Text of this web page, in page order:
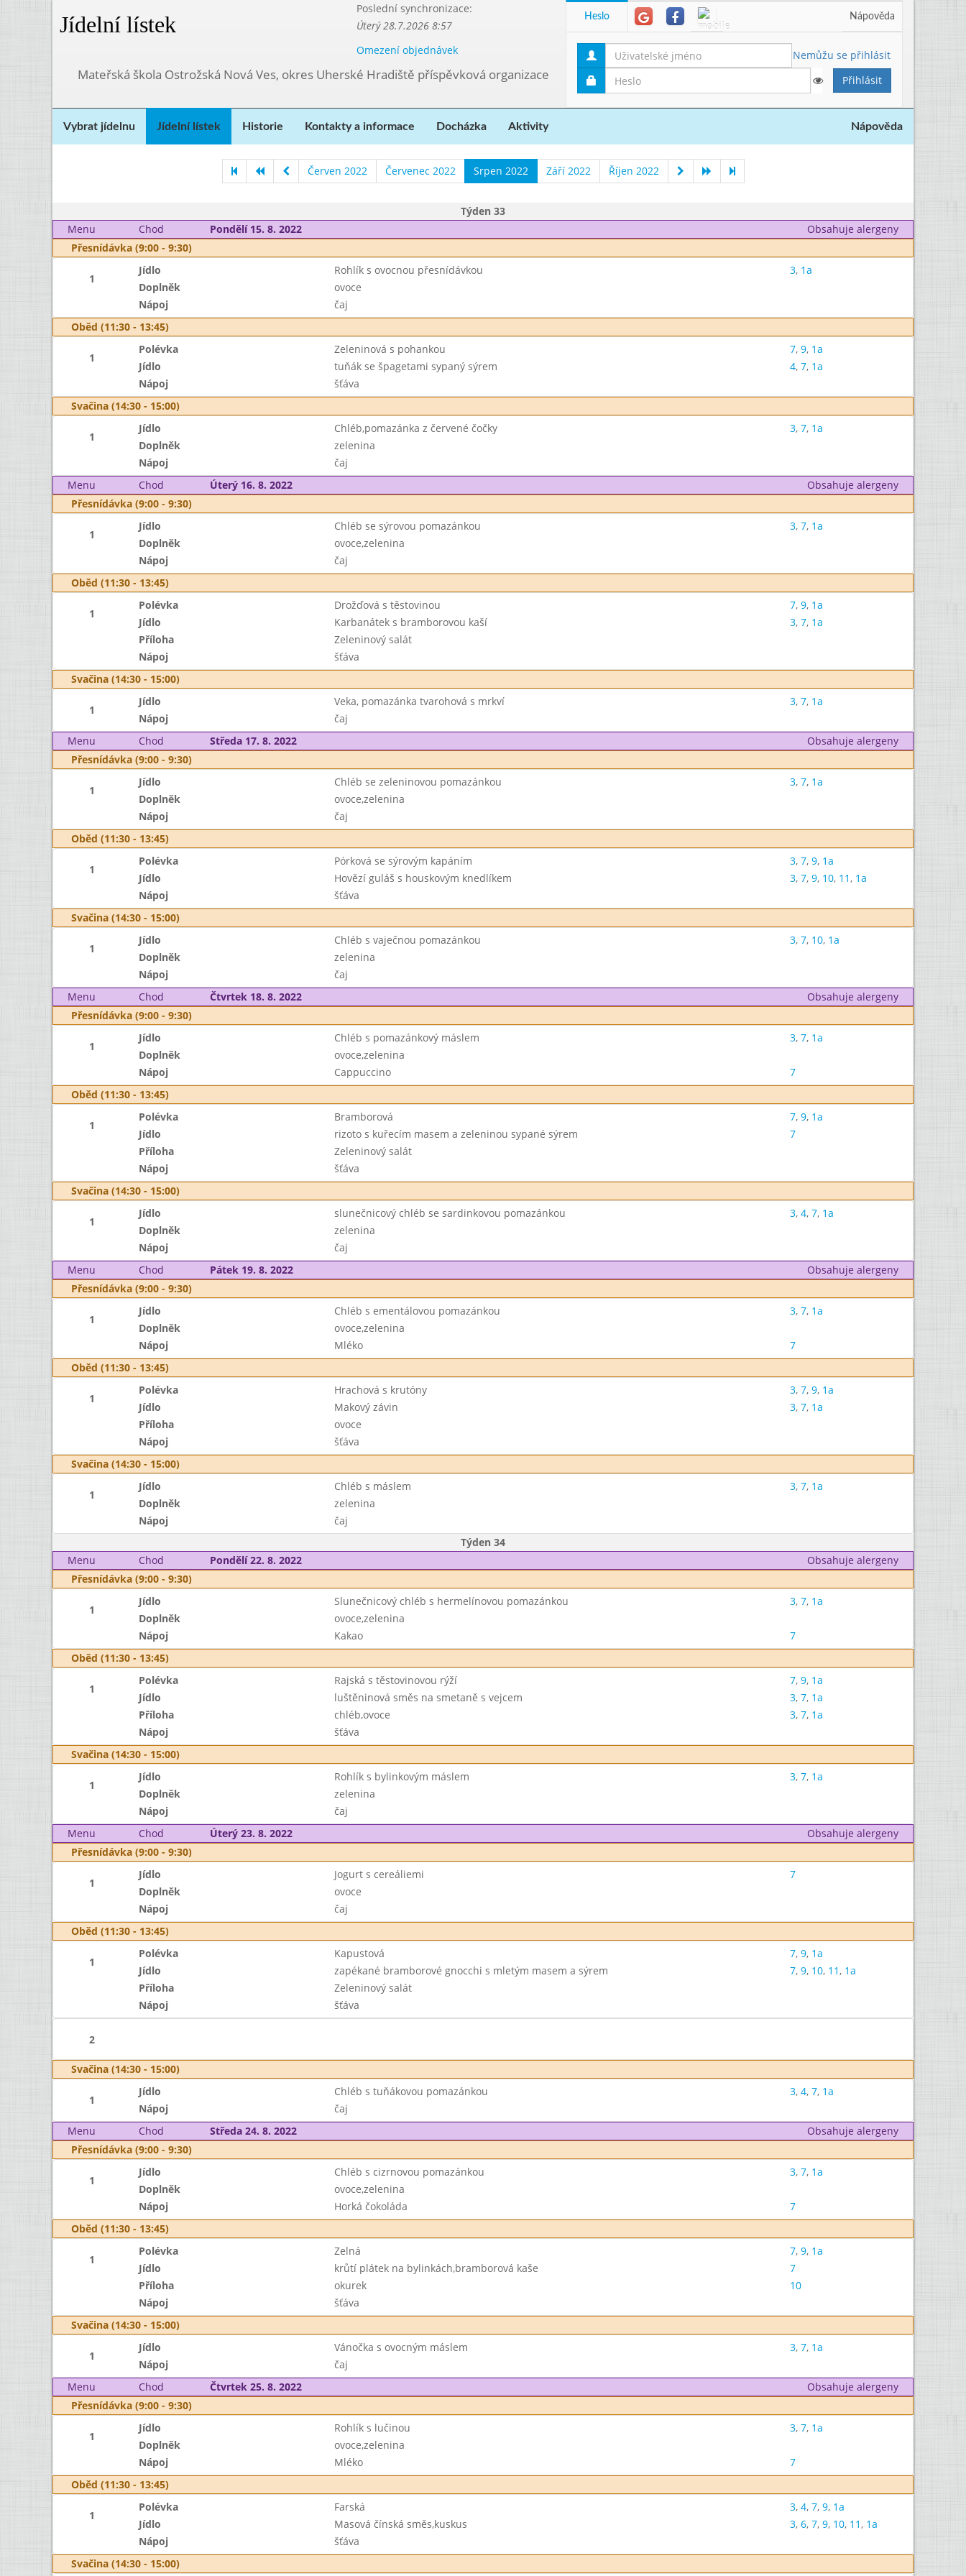
Jídelní lístek
Poslední synchronizace:
Úterý 28.7.2026 8:57
Omezení objednávek
Mateřská škola Ostrožská Nová Ves, okres Uherské Hradiště příspěvková organizace
Heslo Nápověda
Nemůžu se přihlásit
Vybrat jídelnu Jídelní lístek Historie Kontakty a informace Docházka Aktivity Nápověda
Červen 2022 Červenec 2022 Srpen 2022 Září 2022 Říjen 2022
Týden 33
Menu
Chod Pondělí 15. 8. 2022
Obsahuje alergeny
Přesnídávka (9:00 - 9:30)
1
Jídlo Rohlík s ovocnou přesnídávkou 3, 1a
Doplněk
ovoce
Nápoj
čaj
Oběd (11:30 - 13:45)
1
Polévka Zeleninová s pohankou 7, 9, 1a
Jídlo
tuňák se špagetami sypaný sýrem 4, 7, 1a
Nápoj
šťáva
Svačina (14:30 - 15:00)
1
Jídlo Chléb,pomazánka z červené čočky 3, 7, 1a
Doplněk
zelenina
Nápoj
čaj
Menu
Chod Úterý 16. 8. 2022
Obsahuje alergeny
Přesnídávka (9:00 - 9:30)
1
Jídlo Chléb se sýrovou pomazánkou 3, 7, 1a
Doplněk
ovoce,zelenina
Nápoj
čaj
Oběd (11:30 - 13:45)
1
Polévka Drožďová s těstovinou 7, 9, 1a
Jídlo
Karbanátek s bramborovou kaší 3, 7, 1a
Příloha
Zeleninový salát
Nápoj
šťáva
Svačina (14:30 - 15:00)
1
Jídlo Veka, pomazánka tvarohová s mrkví 3, 7, 1a
Nápoj
čaj
Menu
Chod Středa 17. 8. 2022
Obsahuje alergeny
Přesnídávka (9:00 - 9:30)
1
Jídlo Chléb se zeleninovou pomazánkou 3, 7, 1a
Doplněk
ovoce,zelenina
Nápoj
čaj
Oběd (11:30 - 13:45)
1
Polévka Pórková se sýrovým kapáním 3, 7, 9, 1a
Jídlo
Hovězí guláš s houskovým knedlíkem 3, 7, 9, 10, 11, 1a
Nápoj
šťáva
Svačina (14:30 - 15:00)
1
Jídlo Chléb s vaječnou pomazánkou 3, 7, 10, 1a
Doplněk
zelenina
Nápoj
čaj
Menu
Chod Čtvrtek 18. 8. 2022
Obsahuje alergeny
Přesnídávka (9:00 - 9:30)
1
Jídlo Chléb s pomazánkový máslem 3, 7, 1a
Doplněk
ovoce,zelenina
Nápoj
Cappuccino
7
Oběd (11:30 - 13:45)
1
Polévka Bramborová 7, 9, 1a
Jídlo
rizoto s kuřecím masem a zeleninou sypané sýrem
7
Příloha
Zeleninový salát
Nápoj
šťáva
Svačina (14:30 - 15:00)
1
Jídlo slunečnicový chléb se sardinkovou pomazánkou 3, 4, 7, 1a
Doplněk
zelenina
Nápoj
čaj
Menu
Chod Pátek 19. 8. 2022
Obsahuje alergeny
Přesnídávka (9:00 - 9:30)
1
Jídlo Chléb s ementálovou pomazánkou 3, 7, 1a
Doplněk
ovoce,zelenina
Nápoj
Mléko
7
Oběd (11:30 - 13:45)
1
Polévka Hrachová s krutóny 3, 7, 9, 1a
Jídlo
Makový závin 3, 7, 1a
Příloha
ovoce
Nápoj
šťáva
Svačina (14:30 - 15:00)
1
Jídlo Chléb s máslem 3, 7, 1a
Doplněk
zelenina
Nápoj
čaj
Týden 34
Menu
Chod Pondělí 22. 8. 2022
Obsahuje alergeny
Přesnídávka (9:00 - 9:30)
1
Jídlo Slunečnicový chléb s hermelínovou pomazánkou 3, 7, 1a
Doplněk
ovoce,zelenina
Nápoj
Kakao
7
Oběd (11:30 - 13:45)
1
Polévka Rajská s těstovinovou rýží 7, 9, 1a
Jídlo
luštěninová směs na smetaně s vejcem 3, 7, 1a
Příloha
chléb,ovoce 3, 7, 1a
Nápoj
šťáva
Svačina (14:30 - 15:00)
1
Jídlo Rohlík s bylinkovým máslem 3, 7, 1a
Doplněk
zelenina
Nápoj
čaj
Menu
Chod Úterý 23. 8. 2022
Obsahuje alergeny
Přesnídávka (9:00 - 9:30)
1
Jídlo Jogurt s cereáliemi
7
Doplněk
ovoce
Nápoj
čaj
Oběd (11:30 - 13:45)
1
Polévka Kapustová 7, 9, 1a
Jídlo
zapékané bramborové gnocchi s mletým masem a sýrem 7, 9, 10, 11, 1a
Příloha
Zeleninový salát
Nápoj
šťáva
2
Svačina (14:30 - 15:00)
1
Jídlo Chléb s tuňákovou pomazánkou 3, 4, 7, 1a
Nápoj
čaj
Menu
Chod Středa 24. 8. 2022
Obsahuje alergeny
Přesnídávka (9:00 - 9:30)
1
Jídlo Chléb s cizrnovou pomazánkou 3, 7, 1a
Doplněk
ovoce,zelenina
Nápoj
Horká čokoláda
7
Oběd (11:30 - 13:45)
1
Polévka Zelná 7, 9, 1a
Jídlo
krůtí plátek na bylinkách,bramborová kaše
7
Příloha
okurek
10
Nápoj
šťáva
Svačina (14:30 - 15:00)
1
Jídlo Vánočka s ovocným máslem 3, 7, 1a
Nápoj
čaj
Menu
Chod Čtvrtek 25. 8. 2022
Obsahuje alergeny
Přesnídávka (9:00 - 9:30)
1
Jídlo Rohlík s lučinou 3, 7, 1a
Doplněk
ovoce,zelenina
Nápoj
Mléko
7
Oběd (11:30 - 13:45)
1
Polévka Farská 3, 4, 7, 9, 1a
Jídlo
Masová čínská směs,kuskus 3, 6, 7, 9, 10, 11, 1a
Nápoj
šťáva
Svačina (14:30 - 15:00)